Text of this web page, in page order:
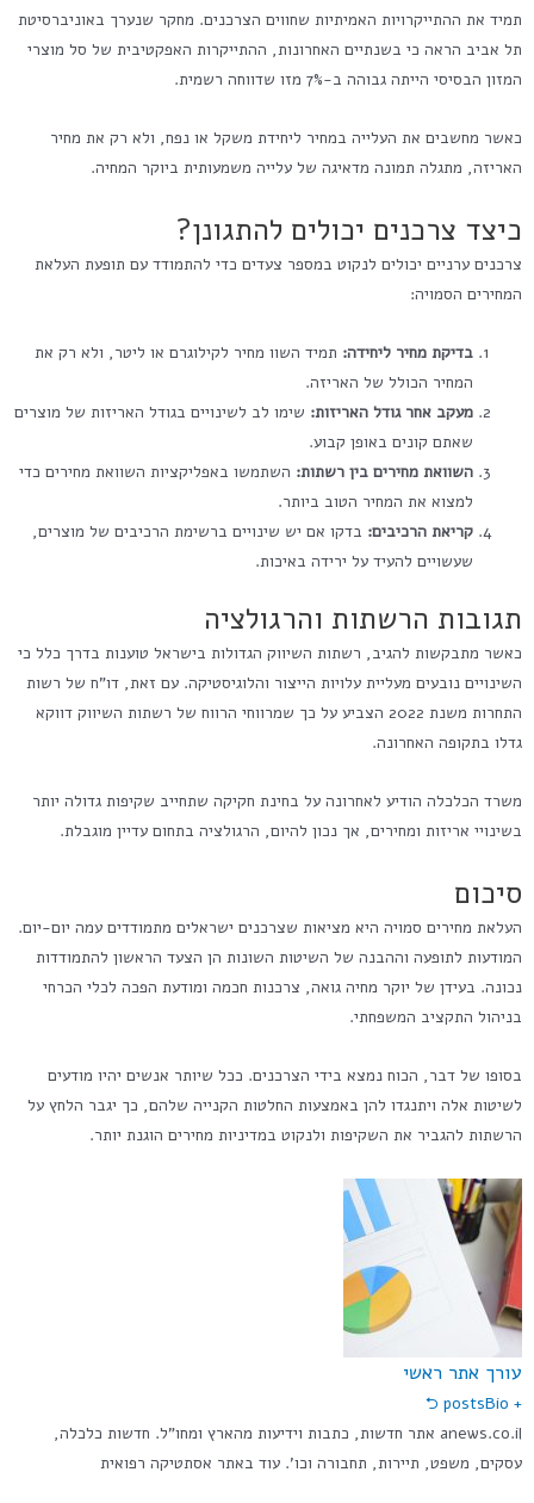
תמיד את ההתייקרויות האמיתיות שחווים הצרכנים. מחקר שנערך באוניברסיטת
תל אביב הראה כי בשנתיים האחרונות, ההתייקרות האפקטיבית של סל מוצרי
המזון הבסיסי הייתה גבוהה ב-7% מזו שדווחה רשמית.
כאשר מחשבים את העלייה במחיר ליחידת משקל או נפח, ולא רק את מחיר
האריזה, מתגלה תמונה מדאיגה של עלייה משמעותית ביוקר המחיה.
כיצד צרכנים יכולים להתגונן?
צרכנים ערניים יכולים לנקוט במספר צעדים כדי להתמודד עם תופעת העלאת
המחירים הסמויה:
בדיקת מחיר ליחידה: תמיד השוו מחיר לקילוגרם או ליטר, ולא רק את
המחיר הכולל של האריזה.
מעקב אחר גודל האריזות: שימו לב לשינויים בגודל האריזות של מוצרים
שאתם קונים באופן קבוע.
השוואת מחירים בין רשתות: השתמשו באפליקציות השוואת מחירים כדי
למצוא את המחיר הטוב ביותר.
קריאת הרכיבים: בדקו אם יש שינויים ברשימת הרכיבים של מוצרים,
שעשויים להעיד על ירידה באיכות.
תגובות הרשתות והרגולציה
כאשר מתבקשות להגיב, רשתות השיווק הגדולות בישראל טוענות בדרך כלל כי
השינויים נובעים מעליית עלויות הייצור והלוגיסטיקה. עם זאת, דו"ח של רשות
התחרות משנת 2022 הצביע על כך שמרווחי הרווח של רשתות השיווק דווקא
גדלו בתקופה האחרונה.
משרד הכלכלה הודיע לאחרונה על בחינת חקיקה שתחייב שקיפות גדולה יותר
בשינויי אריזות ומחירים, אך נכון להיום, הרגולציה בתחום עדיין מוגבלת.
סיכום
העלאת מחירים סמויה היא מציאות שצרכנים ישראלים מתמודדים עמה יום-יום.
המודעות לתופעה וההבנה של השיטות השונות הן הצעד הראשון להתמודדות
נכונה. בעידן של יוקר מחיה גואה, צרכנות חכמה ומודעת הפכה לכלי הכרחי
בניהול התקציב המשפחתי.
בסופו של דבר, הכוח נמצא בידי הצרכנים. ככל שיותר אנשים יהיו מודעים
לשיטות אלה ויתנגדו להן באמצעות החלטות הקנייה שלהם, כך יגבר הלחץ על
הרשתות להגביר את השקיפות ולנקוט במדיניות מחירים הוגנת יותר.
עורך אתר ראשי
+ posts
Bio ⮌
anews.co.il אתר חדשות, כתבות וידיעות מהארץ ומחו"ל. חדשות כלכלה,
עסקים, משפט, תיירות, תחבורה וכו'. עוד באתר אסתטיקה רפואית